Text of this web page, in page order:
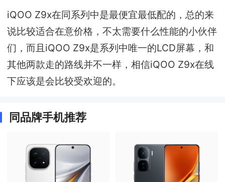
iQOO Z9x在同系列中是最便宜最低配的，总的来
说比较适合在意价格，不太需要什么性能的小伙伴
们，而且iQOO Z9x是系列中唯一的LCD屏幕，和
其他两款走的路线并不一样，相信iQOO Z9x在线
下应该是会比较受欢迎的。
同品牌手机推荐